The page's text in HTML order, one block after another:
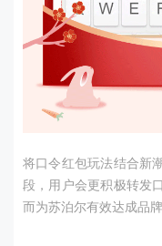
将口令红包玩法结合新
段，用户会更积极转发
而为苏泊尔有效达成品牌